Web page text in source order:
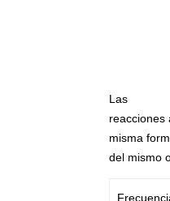
Las
reacciones
misma
del mismo